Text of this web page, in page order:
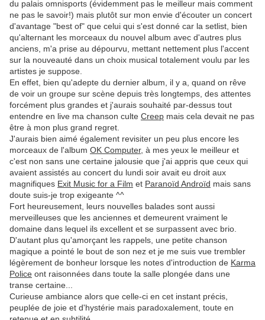
du palais omnisports (évidemment pas le meilleur mais comment
ne pas le savoir!) mais plutôt sur mon envie d'écouter un concert
d'avantage "best of" que celui qui s'est donné car la setlist, bien
qu'alternant les morceaux du nouvel album avec d'autres plus
anciens, m'a prise au dépourvu, mettant nettement plus l'accent
sur la nouveauté dans un choix musical totalement voulu par les
artistes je suppose.
En effet, bien qu'adepte du dernier album, il y a, quand on rêve
de voir un groupe sur scène depuis très longtemps, des attentes
forcément plus grandes et j'aurais souhaité par-dessus tout
entendre en live ma chanson culte Creep mais cela devait ne pas
être à mon plus grand regret.
J'aurais bien aimé également revisiter un peu plus encore les
morceaux de l'album OK Computer, à mes yeux le meilleur et
c'est non sans une certaine jalousie que j'ai appris que ceux qui
avaient assistés au concert du lundi soir avait eu droit aux
magnifiques Exit Music for a Film et Paranoïd Androïd mais sans
doute suis-je trop exigeante ^^
Fort heureusement, leurs nouvelles balades sont aussi
merveilleuses que les anciennes et demeurent vraiment le
domaine dans lequel ils excellent et se surpassent avec brio.
D'autant plus qu'amorçant les rappels, une petite chanson
magique a pointé le bout de son nez et je me suis vue trembler
légèrement de bonheur lorsque les notes d'introduction de Karma
Police ont raisonnées dans toute la salle plongée dans une
transe certaine...
Curieuse ambiance alors que celle-ci en cet instant précis,
peuplée de joie et d'hystérie mais paradoxalement, toute en